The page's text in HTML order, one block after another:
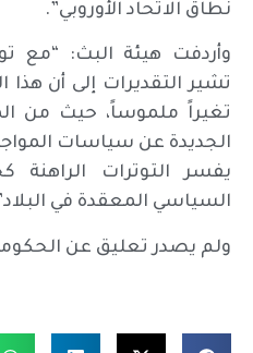
نطاق الاتحاد الأوروبي”.
وأردفت هيئة البث: “مع
تشير التقديرات إلى أن
تغيراً ملموساً، حيث من
الجديدة عن سياسات
يفسر التوترات الراهنة
السياسي المعقدة في
ولم يصدر تعليق عن